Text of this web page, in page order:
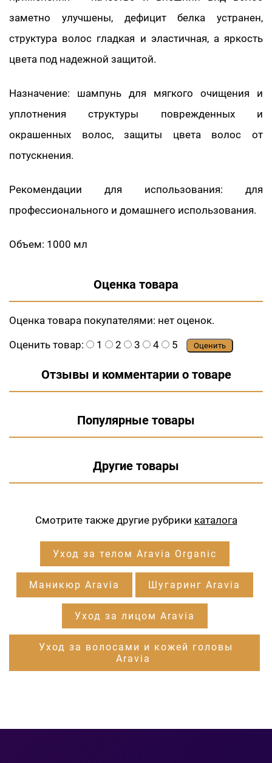
заметно улучшены, дефицит белка устранен,
структура волос гладкая и эластичная, а яркость
цвета под надежной защитой.
Назначение: шампунь для мягкого очищения и
уплотнения структуры поврежденных и
окрашенных волос, защиты цвета волос от
потускнения.
Рекомендации для использования: для
профессионального и домашнего использования.
Объем: 1000 мл
Оценка товара
Оценка товара покупателями: нет оценок.
Оценить товар:
1 2 3 4 5 Оценить
Отзывы и комментарии о товаре
Популярные товары
Другие товары
Смотрите также другие рубрики каталога
Уход за телом Aravia Organic
Маникюр Aravia Шугаринг Aravia
Уход за лицом Aravia
Уход за волосами и кожей головы
Aravia